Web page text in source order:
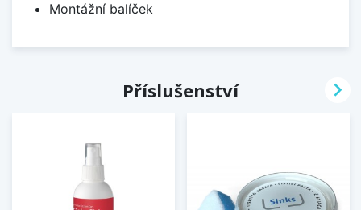
Montážní balíček
Příslušenství 